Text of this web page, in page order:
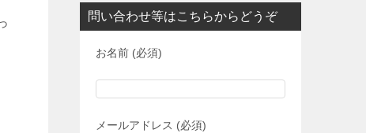
問い合わせ等はこちらからどうぞ
お名前 (必須)
メールアドレス (必須)